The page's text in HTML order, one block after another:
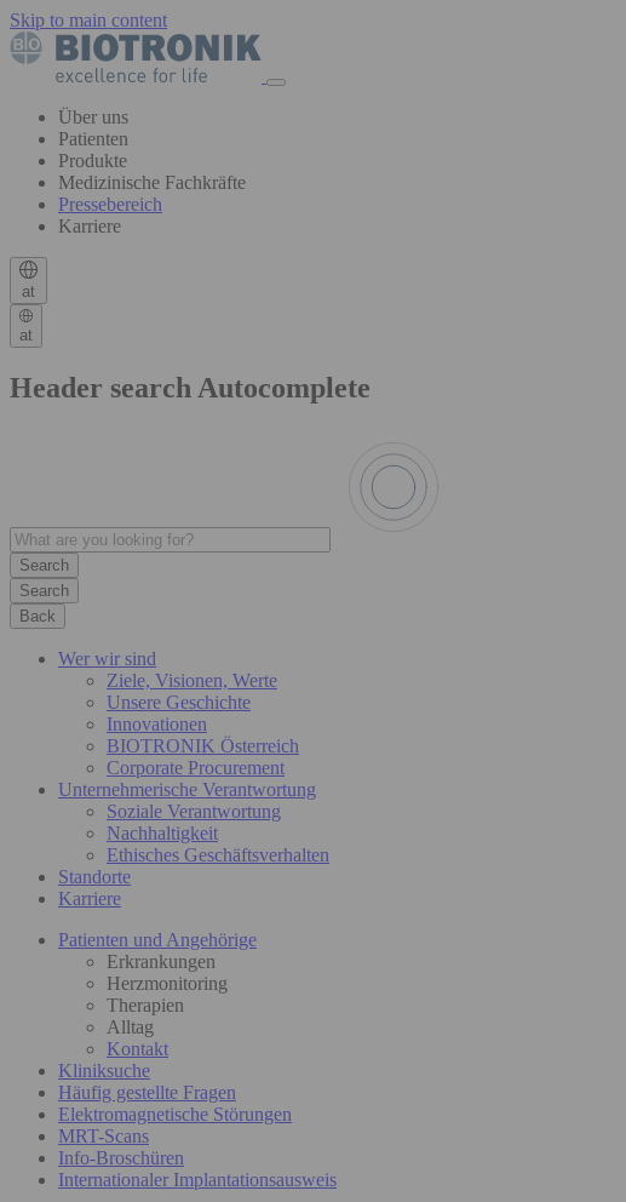
Skip to main content
Über uns
Patienten
Produkte
Medizinische Fachkräfte
Pressebereich
Karriere
at
at
Header search Autocomplete
Search
Back
Wer wir sind
Ziele, Visionen, Werte
Unsere Geschichte
Innovationen
BIOTRONIK Österreich
Corporate Procurement
Unternehmerische Verantwortung
Soziale Verantwortung
Nachhaltigkeit
Ethisches Geschäftsverhalten
Standorte
Karriere
Patienten und Angehörige
Erkrankungen
Herzmonitoring
Therapien
Alltag
Kontakt
Kliniksuche
Häufig gestellte Fragen
Elektromagnetische Störungen
MRT-Scans
Info-Broschüren
Internationaler Implantationsausweis